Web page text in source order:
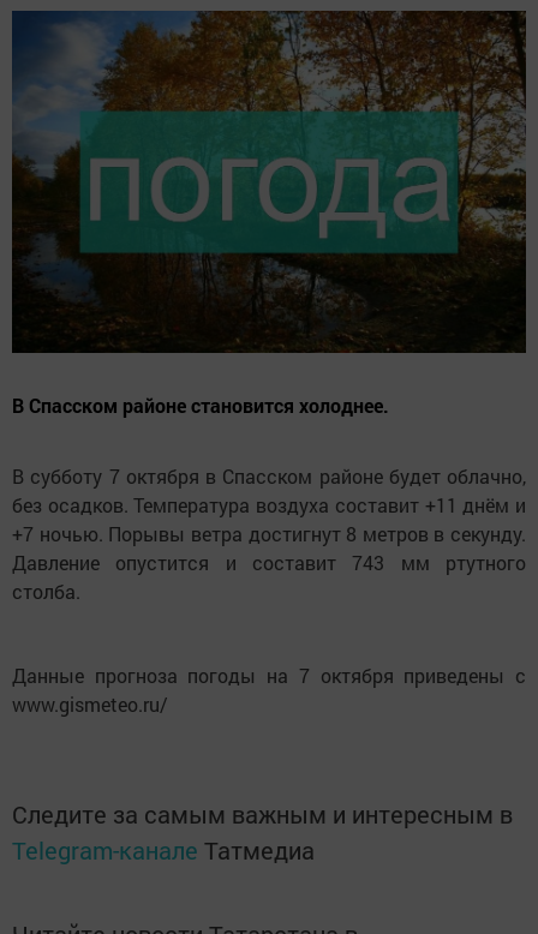
В Спасском районе становится холоднее.
В субботу 7 октября в Спасском районе будет облачно,
без осадков. Температура воздуха составит +11 днём и
+7 ночью. Порывы ветра достигнут 8 метров в секунду.
Давление опустится и составит 743 мм ртутного
столба.
Данные прогноза погоды на 7 октября приведены с
www.gismeteo.ru/
Следите за самым важным и интересным в
Telegram-канале Татмедиа